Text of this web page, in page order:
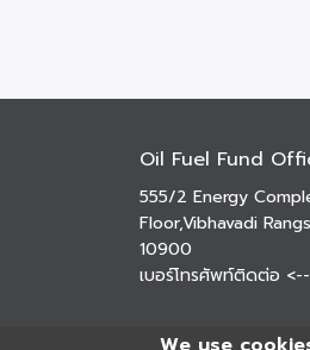
Oil Fuel Fund
555/2 Energy
Floor,Vibhavadi
10900
เบอร์โทรศัพท์ติดต่อ